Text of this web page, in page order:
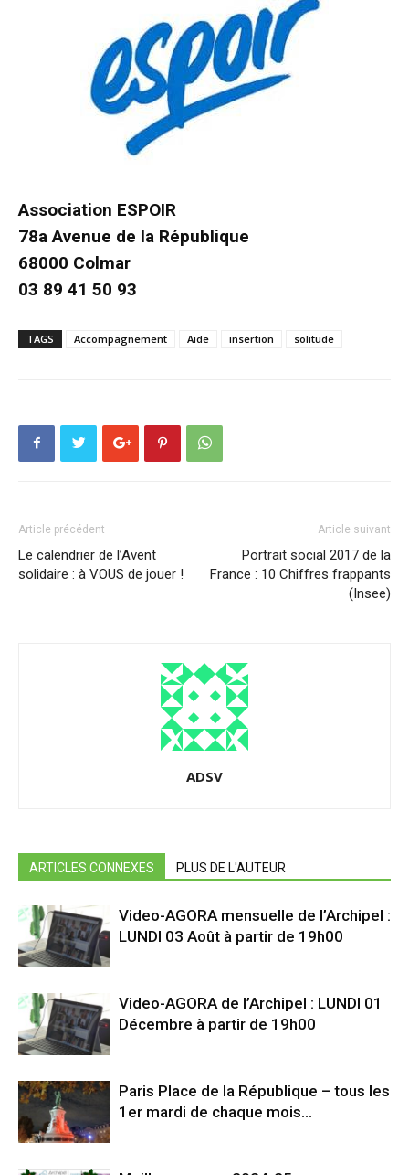
Association ESPOIR
78a Avenue de la République
68000 Colmar
03 89 41 50 93
TAGS Accompagnement Aide insertion solitude
Article précédent
Le calendrier de l’Avent
solidaire : à VOUS de jouer !
Article suivant
Portrait social 2017 de la
France : 10 Chiffres frappants
(Insee)
ADSV
ARTICLES CONNEXES PLUS DE L'AUTEUR
Video-AGORA mensuelle de l’Archipel :
LUNDI 03 Août à partir de 19h00
Video-AGORA de l’Archipel : LUNDI 01
Décembre à partir de 19h00
Paris Place de la République – tous les
1er mardi de chaque mois…